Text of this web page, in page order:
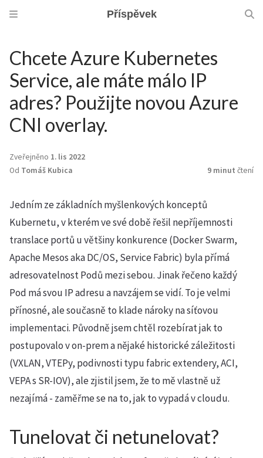
Příspěvek
Chcete Azure Kubernetes
Service, ale máte málo IP
adres? Použijte novou Azure
CNI overlay.
Zveřejněno 1. lis 2022
Od Tomáš Kubica 9 minut čtení
Jedním ze základních myšlenkových konceptů
Kubernetu, v kterém ve své době řešil nepříjemnosti
translace portů u většiny konkurence (Docker Swarm,
Apache Mesos aka DC/OS, Service Fabric) byla přímá
adresovatelnost Podů mezi sebou. Jinak řečeno každý
Pod má svou IP adresu a navzájem se vidí. To je velmi
přínosné, ale současně to klade nároky na síťovou
implementaci. Původně jsem chtěl rozebírat jak to
postupovalo v on-prem a nějaké historické záležitosti
(VXLAN, VTEPy, podivnosti typu fabric extendery, ACI,
VEPA s SR-IOV), ale zjistil jsem, že to mě vlastně už
nezajímá - zaměřme se na to, jak to vypadá v cloudu.
Tunelovat či netunelovat?